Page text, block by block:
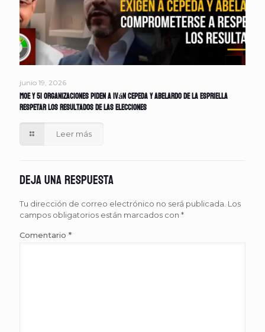
junio 19, 2026
MOE y 51 organizaciones piden a Iván Cepeda y Abelardo de la Espriella
respetar los resultados de las elecciones
Leer más
Deja una respuesta
Tu dirección de correo electrónico no será publicada. Los
campos obligatorios están marcados con *
Comentario *